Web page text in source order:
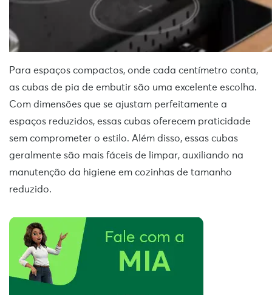
Para espaços compactos, onde cada centímetro conta,
as cubas de pia de embutir são uma excelente escolha.
Com dimensões que se ajustam perfeitamente a
espaços reduzidos, essas cubas oferecem praticidade
sem comprometer o estilo. Além disso, essas cubas
geralmente são mais fáceis de limpar, auxiliando na
manutenção da higiene em cozinhas de tamanho
reduzido.